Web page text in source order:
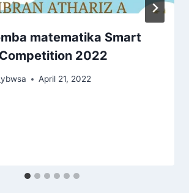
matematika Smart
2022
April 21, 2022